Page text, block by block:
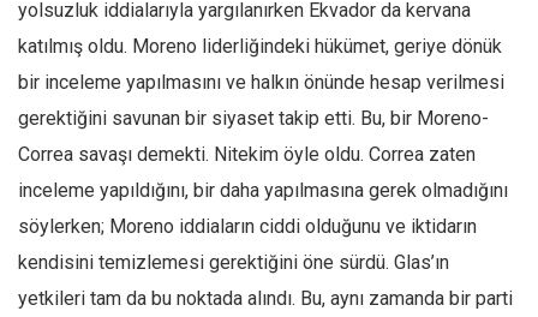
Ekonomi
Spor
Manzara
Sağlık
Gıda-Beslenme
Hayat
yolsuzluk iddialarıyla yargılanırken Ekvador da kervana
katılmış oldu. Moreno liderliğindeki hükümet, geriye dönük
bir inceleme yapılmasını ve halkın önünde hesap verilmesi
gerektiğini savunan bir siyaset takip etti. Bu, bir Moreno-
Correa savaşı demekti. Nitekim öyle oldu. Correa zaten
inceleme yapıldığını, bir daha yapılmasına gerek olmadığını
söylerken; Moreno iddiaların ciddi olduğunu ve iktidarın
kendisini temizlemesi gerektiğini öne sürdü. Glas’ın
yetkileri tam da bu noktada alındı. Bu, aynı zamanda bir parti